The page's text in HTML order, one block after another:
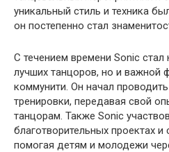
уникальный стиль и техника
он постепенно стал
С течением времени Sonic стал
лучших танцоров, но и важной
коммунити. Он начал
тренировки, передавая свой
танцорам. Также Sonic
благотворительных проектах
помогая детям и молодежи